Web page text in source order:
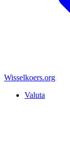
Wisselkoers.org
Valuta